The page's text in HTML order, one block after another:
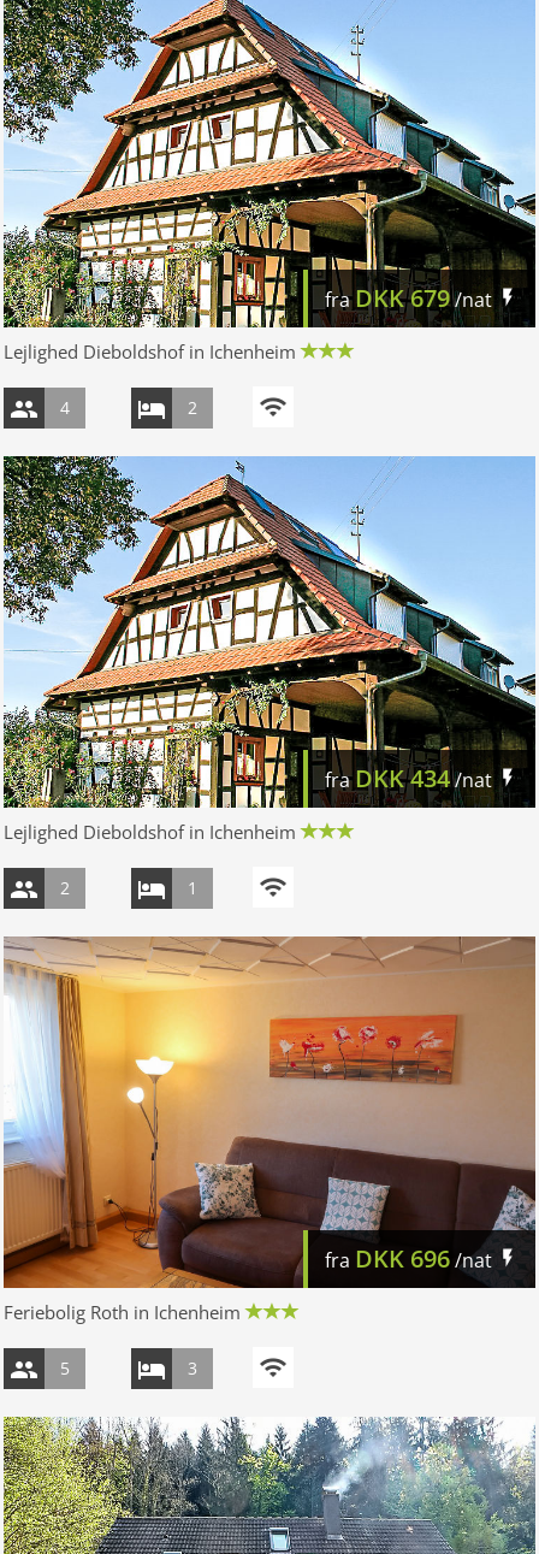
fraDKK679/nat
Lejlighed Dieboldshof in Ichenheim
4 2
fraDKK434/nat
Lejlighed Dieboldshof in Ichenheim
2 1
fra DKK 696/nat
Feriebolig Roth in Ichenheim
5 3